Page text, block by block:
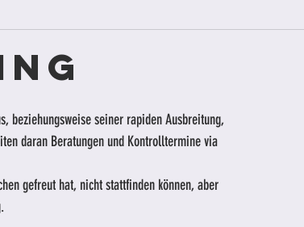
beziehungsweise seiner rapiden Ausbreitung,
daran Beratungen und Kontrolltermine via
gefreut hat, nicht stattfinden können, aber